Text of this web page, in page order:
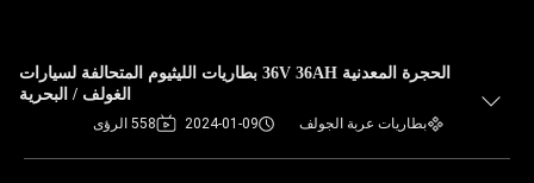
الحجرة المعدنية 36V 36AH بطاريات الليثيوم المتحالفة لسيارات
الغولف / البحرية
بطاريات عربة الجولف 2024-01-09 558 الرؤى